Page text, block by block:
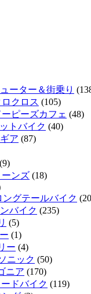
ーター＆街乗り
ロクロス (105)
ーピーズカフェ (48)
トバイク (40)
ア (87)
(9)
ーンズ (18)
ングテールバイク
バイク (235)
(5)
(1)
ー (4)
ニック (50)
ニア (170)
ドバイク (119)